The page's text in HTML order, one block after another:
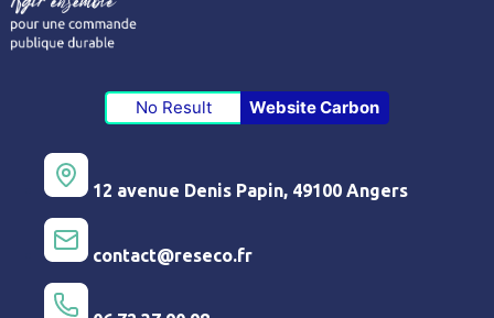
No Result Website Carbon
12 avenue Denis Papin, 49100 Angers
contact@reseco.fr